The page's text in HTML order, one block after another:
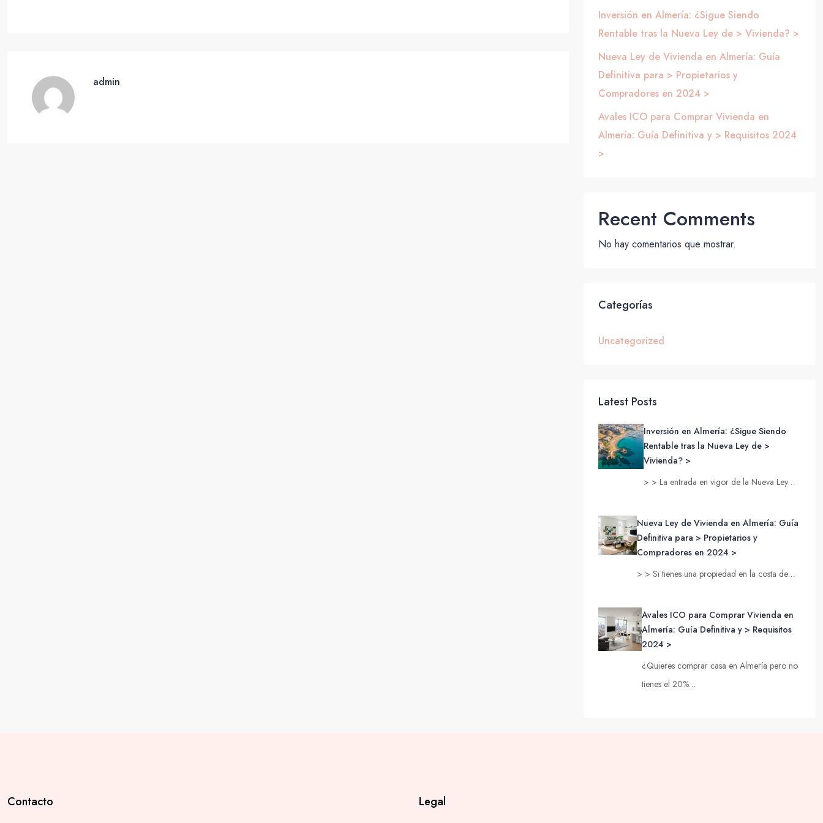
admin
Inversión en Almería: ¿Sigue Siendo
Rentable tras la Nueva Ley de > Vivienda? >
Nueva Ley de Vivienda en Almería: Guía
Definitiva para > Propietarios y
Compradores en 2024 >
Avales ICO para Comprar Vivienda en
Almería: Guía Definitiva y > Requisitos 2024
>
Recent Comments
No hay comentarios que mostrar.
Categorías
Uncategorized
Latest Posts
Inversión en Almería: ¿Sigue Siendo
Rentable tras la Nueva Ley de >
Vivienda? >
> > La entrada en vigor de la Nueva Ley…
Nueva Ley de Vivienda en Almería: Guía
Definitiva para > Propietarios y
Compradores en 2024 >
> > Si tienes una propiedad en la costa de…
Avales ICO para Comprar Vivienda en
Almería: Guía Definitiva y > Requisitos
2024 >
¿Quieres comprar casa en Almería pero no
tienes el 20%…
Contacto Legal